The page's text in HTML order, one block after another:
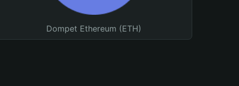
Dompet Ethereum (ETH)